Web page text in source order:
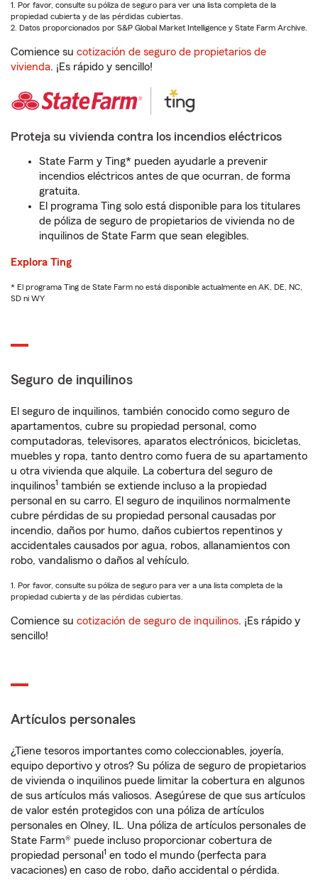
1. Por favor, consulte su póliza de seguro para ver una lista completa de la
propiedad cubierta y de las pérdidas cubiertas.
2. Datos proporcionados por S&P Global Market Intelligence y State Farm Archive.
Comience su cotización de seguro de propietarios de
vivienda. ¡Es rápido y sencillo!
Proteja su vivienda contra los incendios eléctricos
State Farm y Ting* pueden ayudarle a prevenir
incendios eléctricos antes de que ocurran, de forma
gratuita.
El programa Ting solo está disponible para los titulares
de póliza de seguro de propietarios de vivienda no de
inquilinos de State Farm que sean elegibles.
Explora Ting
* El programa Ting de State Farm no está disponible actualmente en AK, DE, NC,
SD ni WY
Seguro de inquilinos
El seguro de inquilinos, también conocido como seguro de
apartamentos, cubre su propiedad personal, como
computadoras, televisores, aparatos electrónicos, bicicletas,
muebles y ropa, tanto dentro como fuera de su apartamento
u otra vivienda que alquile. La cobertura del seguro de
inquilinos1 también se extiende incluso a la propiedad
personal en su carro. El seguro de inquilinos normalmente
cubre pérdidas de su propiedad personal causadas por
incendio, daños por humo, daños cubiertos repentinos y
accidentales causados por agua, robos, allanamientos con
robo, vandalismo o daños al vehículo.
1. Por favor, consulte su póliza de seguro para ver a una lista completa de la
propiedad cubierta y de las pérdidas cubiertas.
Comience su cotización de seguro de inquilinos. ¡Es rápido y
sencillo!
Artículos personales
¿Tiene tesoros importantes como coleccionables, joyería,
equipo deportivo y otros? Su póliza de seguro de propietarios
de vivienda o inquilinos puede limitar la cobertura en algunos
de sus artículos más valiosos. Asegúrese de que sus artículos
de valor estén protegidos con una póliza de artículos
personales en Olney, IL. Una póliza de artículos personales de
State Farm® puede incluso proporcionar cobertura de
propiedad personal 1 en todo el mundo (perfecta para
vacaciones) en caso de robo, daño accidental o pérdida.